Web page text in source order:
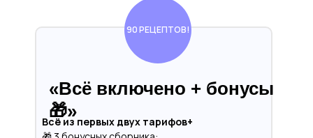
«Всё включено + бонусы
🎁»
Всё из первых двух тарифов+
90 РЕЦЕПТОВ!